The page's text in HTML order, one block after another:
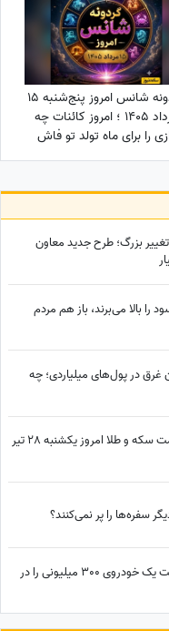
گردونه شانس امروز پنج‌شنبه 15
مرداد 1405 ؛ امروز کائنات چه
را برای ماه تولد تو فاش
بزرگ؛ طرح جدید معاون
را بالا می‌برند، باز هم مردم
غرق در پول‌های میلیاردی؛ چه
طلا در کدام پله ایستاد؟/ آخرین قیمت سکه و طلا امروز یکشنبه 28 تیر
سفره‌ها را پر نمی‌کنند؟
پرده‌برداری از فرمول عجیبی که قیمت یک خودروی 300 میلیونی را در